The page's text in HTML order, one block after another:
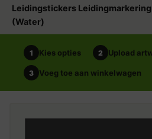
Leidingstickers
(Water)
1 Kies opties 2 Upload
3 Voeg toe aan winkelwagen